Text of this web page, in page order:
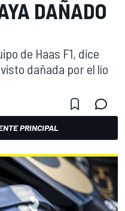
DAÑADO
de Haas F1, dice
dañada por el lío
PRINCIPAL